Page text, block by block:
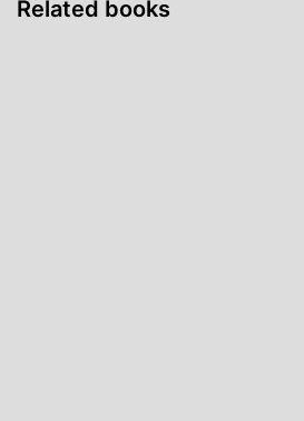
Related books